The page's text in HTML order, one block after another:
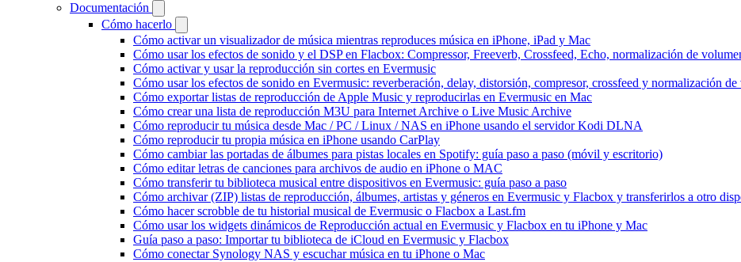
Documentación
Cómo hacerlo
Cómo activar un visualizador de música mientras reproduces música en iPhone, iPad y Mac
Cómo usar los efectos de sonido y el DSP en Flacbox: Compressor, Freeverb, Crossfeed, Echo, normalización de
Cómo activar y usar la reproducción sin cortes en Evermusic
Cómo usar los efectos de sonido en Evermusic: reverberación, delay, distorsión, compresor, crossfeed y normalización de
Cómo exportar listas de reproducción de Apple Music y reproducirlas en Evermusic en Mac
Cómo crear una lista de reproducción M3U para Internet Archive o Live Music Archive
Cómo reproducir tu música desde Mac / PC / Linux / NAS en iPhone usando el servidor Kodi DLNA
Cómo reproducir tu propia música en iPhone usando CarPlay
Cómo cambiar las portadas de álbumes para pistas locales en Spotify: guía paso a paso (móvil y escritorio)
Cómo editar letras de canciones para archivos de audio en iPhone o MAC
Cómo transferir tu biblioteca musical entre dispositivos en Evermusic: guía paso a paso
Cómo archivar (ZIP) listas de reproducción, álbumes, artistas y géneros en Evermusic y Flacbox y transferirlos a otro
Cómo hacer scrobble de tu historial musical de Evermusic o Flacbox a Last.fm
Cómo usar los widgets dinámicos de Reproducción actual en Evermusic y Flacbox en tu iPhone y Mac
Guía paso a paso: Importar tu biblioteca de iCloud en Evermusic y Flacbox
Cómo conectar Synology NAS y escuchar música en tu iPhone o Mac